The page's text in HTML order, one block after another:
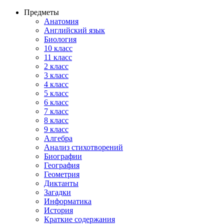
Предметы
Анатомия
Английский язык
Биология
10 класс
11 класс
2 класс
3 класс
4 класс
5 класс
6 класс
7 класс
8 класс
9 класс
Алгебра
Анализ стихотворений
Биографии
География
Геометрия
Диктанты
Загадки
Информатика
История
Краткие содержания